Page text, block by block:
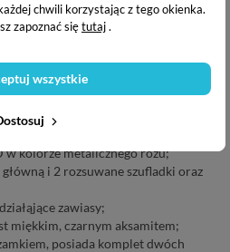
chwili korzystając z tego okienka.
zapoznać siętutaj.
wszystkie
w kolorze metalicznego różu;
i 2 rozsuwane szufladki oraz
zawiasy;
miękkim, czarnym aksamitem;
posiada komplet dwóch